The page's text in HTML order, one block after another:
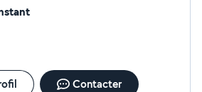
Contacter